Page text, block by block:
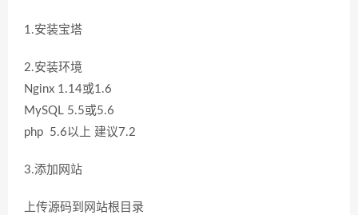
1.安装宝塔
2.安装环境
Nginx 1.14或1.6
MySQL 5.5或5.6
php 5.6以上 建议7.2
3.添加网站
上传源码到网站根目录